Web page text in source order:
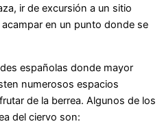
ir de excursión a un sitio
en un punto donde se
españolas donde mayor
numerosos espacios
de la berrea. Algunos de los
del ciervo son: